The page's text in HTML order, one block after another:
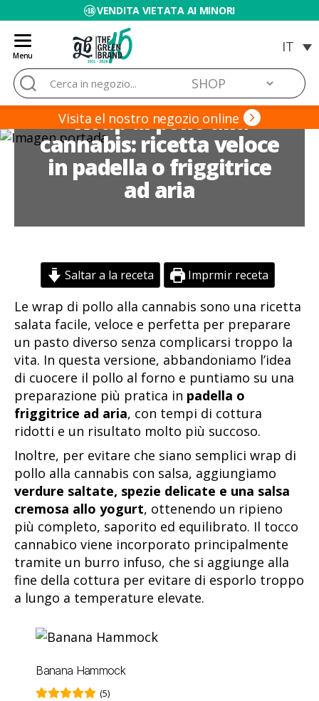
VENDITA VIETATA AI MINORI
Menu
Blog
de
Grow
Barato
Cerca:
Visita el nostro negozio online
Wrap di pollo alla
cannabis: ricetta veloce
in padella o friggitrice
ad aria
Saltar a la receta Imprmir receta
Le wrap di pollo alla cannabis sono una ricetta
salata facile, veloce e perfetta per preparare
un pasto diverso senza complicarsi troppo la
vita. In questa versione, abbandoniamo l’idea
di cuocere il pollo al forno e puntiamo su una
preparazione più pratica in padella o
friggitrice ad aria, con tempi di cottura
ridotti e un risultato molto più succoso.
Inoltre, per evitare che siano semplici wrap di
pollo alla cannabis con salsa, aggiungiamo
verdure saltate, spezie delicate e una salsa
cremosa allo yogurt, ottenendo un ripieno
più completo, saporito ed equilibrato. Il tocco
cannabico viene incorporato principalmente
tramite un burro infuso, che si aggiunge alla
fine della cottura per evitare di esporlo troppo
a lungo a temperature elevate.
Banana Hammock
(5)